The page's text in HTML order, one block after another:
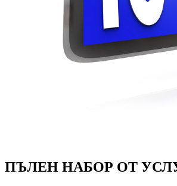
ПЪЛЕН НАБОР ОТ